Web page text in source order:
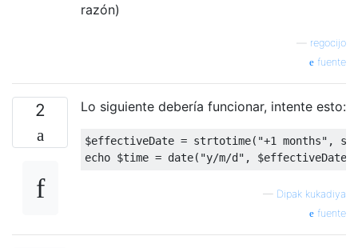
razón)
regocijo
fuente
2 Lo siguiente debería funcionar, intente esto:
$effectiveDate = strtotime( "+1 months" ,
echo $time = date( "y/m/d"
— Dipak kukadiya
fuente